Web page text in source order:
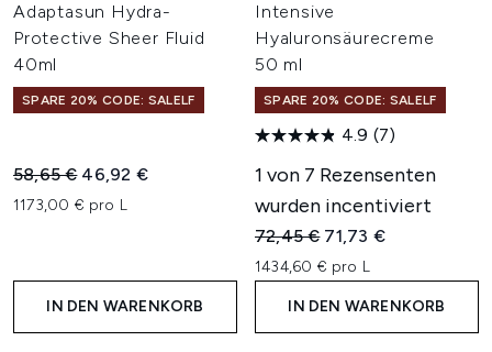
Adaptasun Hydra-
Protective Sheer Fluid
40ml
SPARE 20% CODE: SALELF
Unverbindliche Preisempfehlung:
58,65 € Aktueller Preis:
46,92 €
1173,00 € pro L
IN DEN WARENKORB
Intensive
Hyaluronsäurecreme
50 ml
SPARE 20% CODE: SALELF
4.9 (7)
1 von 7 Rezensenten
wurden incentiviert
Unverbindliche
72,45 € Aktueller Preis:
71,73 €
1434,60 € pro L
IN DEN WARENKORB